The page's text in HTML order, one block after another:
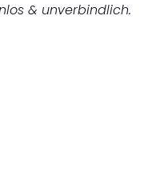
& unverbindlich.